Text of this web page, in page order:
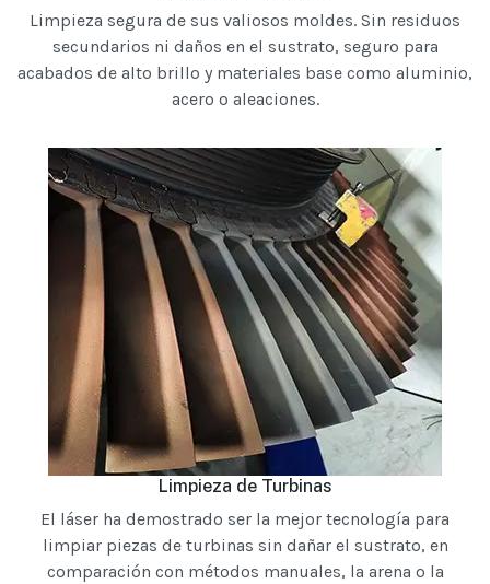
Limpieza segura de sus valiosos moldes. Sin residuos
secundarios ni daños en el sustrato, seguro para
acabados de alto brillo y materiales base como aluminio,
acero o aleaciones.
Limpieza de Turbinas
El láser ha demostrado ser la mejor tecnología para
limpiar piezas de turbinas sin dañar el sustrato, en
comparación con métodos manuales, la arena o la